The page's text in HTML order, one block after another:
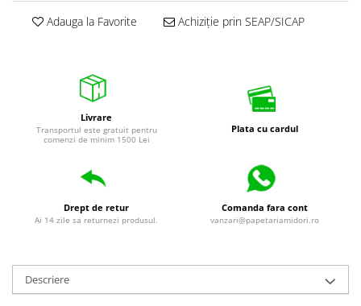
Adauga la Favorite Achiziție prin SEAP/SICAP
Livrare
Transportul este gratuit pentru
comenzi de minim 1500 Lei
Plata cu cardul
Drept de retur
Ai 14 zile sa returnezi produsul.
Comanda fara cont
vanzari@papetariamidori.ro
Descriere